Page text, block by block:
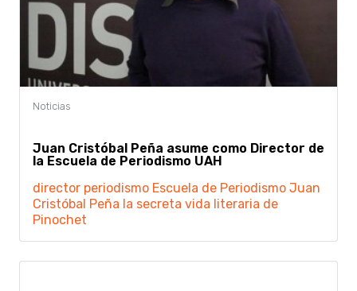
Juan Cristóbal Peña asume como Director de
la Escuela de Periodismo UAH
director periodismo Escuela de Periodismo Juan
Cristóbal Peña la secreta vida literaria de
Pinochet